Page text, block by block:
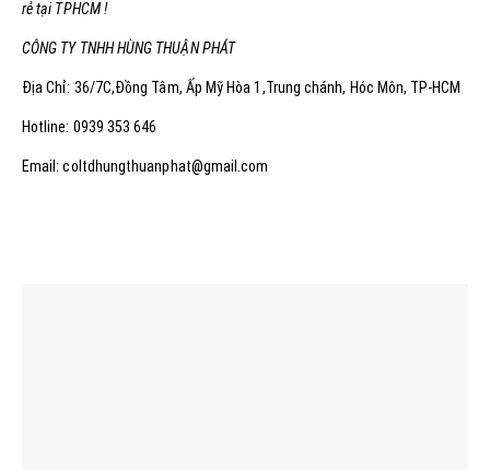
rẻ tại TPHCM !
CÔNG TY TNHH HÙNG THUẬN PHÁT
Địa Chỉ: 36/7C,Đồng Tâm, Ấp Mỹ Hòa 1,Trung chánh, Hóc Môn, TP-HCM
Hotline: 0939 353 646
Email: coltdhungthuanphat@gmail.com